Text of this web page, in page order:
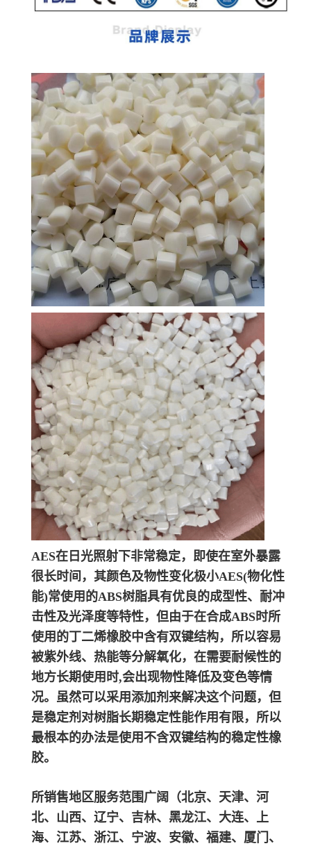
AES在日光照射下非常稳定，即使在室外暴露
很长时间，其颜色及物性变化极小AES(物化性
能)常使用的ABS树脂具有优良的成型性、耐冲
击性及光泽度等特性，但由于在合成ABS时所
使用的丁二烯橡胶中含有双键结构，所以容易
被紫外线、热能等分解氧化，在需要耐候性的
地方长期使用时,会出现物性降低及变色等情
况。虽然可以采用添加剂来解决这个问题，但
是稳定剂对树脂长期稳定性能作用有限，所以
最根本的办法是使用不含双键结构的稳定性橡
胶。
所销售地区服务范围广阔（北京、天津、河
北、山西、辽宁、吉林、黑龙江、大连、上
海、江苏、浙江、宁波、安徽、福建、厦门、